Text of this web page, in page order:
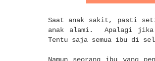
Saat anak sakit, pasti
anak alami. Apalagi jika
Tentu saja semua ibu di